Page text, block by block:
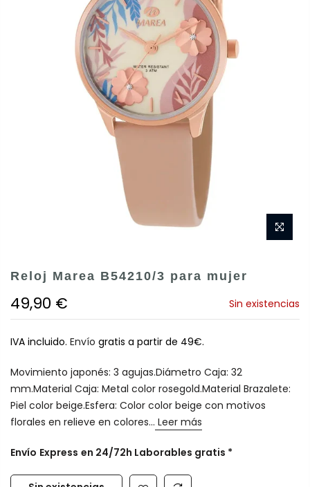
Reloj Marea B54210/3 para mujer
49,90 € Sin existencias
IVA incluido. Envío gratis a partir de 49€.
Movimiento japonés: 3 agujas.Diámetro Caja: 32
mm.Material Caja: Metal color rosegold.Material Brazalete:
Piel color beige.Esfera: Color color beige con motivos
florales en relieve en colores... Leer más
Envío Express en 24/72h Laborables gratis *